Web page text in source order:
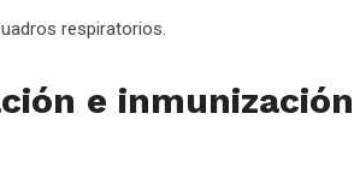
respiratorios.
e inmunización